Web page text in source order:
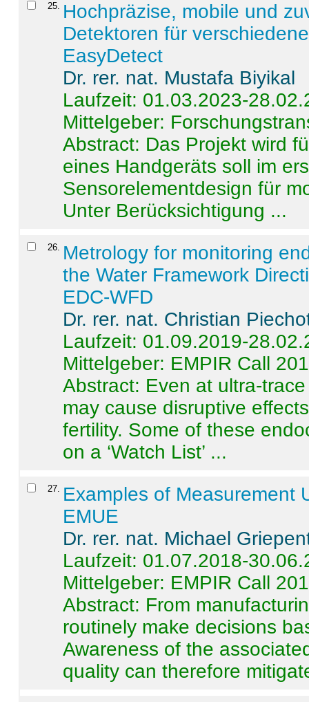
25. Hochpräzise, mobile und
Detektoren für
EasyDetect
Dr. rer. nat. Mustafa Biyikal
Laufzeit: 01.03.2023-
Mittelgeber:
Abstract: Das Projekt wird
eines Handgeräts soll im
Sensorelementdesign für
Unter Berücksichtigung ...
26. Metrology for monitoring
the Water Framework
EDC-WFD
Dr. rer. nat. Christian
Laufzeit: 01.09.2019-
Mittelgeber: EMPIR Call
Abstract: Even at ultra-
may cause disruptive
fertility. Some of these
on a ‘Watch List’ ...
27. Examples of Measurement
EMUE
Dr. rer. nat. Michael
Laufzeit: 01.07.2018-
Mittelgeber: EMPIR Call
Abstract: From
routinely make decisions
Awareness of the
quality can therefore